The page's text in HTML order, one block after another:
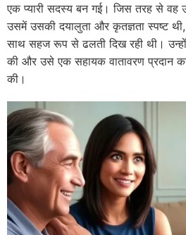
एक प्यारी सदस्य बन गई। जिस तरह से वह
उसमें उसकी दयालुता और कृतज्ञता स्पष्ट
साथ सहज रूप से ढलती दिख रही थी।
की और उसे एक सहायक वातावरण प्रदान
की।